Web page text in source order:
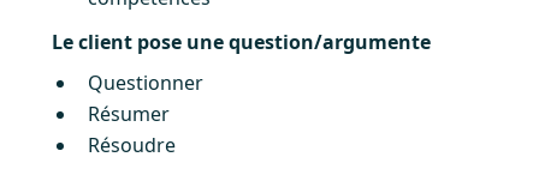
Le client pose une question/argumente
Questionner
Résumer
Résoudre